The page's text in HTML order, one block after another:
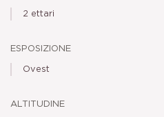
2 ettari
esposizione
Ovest
altitudine